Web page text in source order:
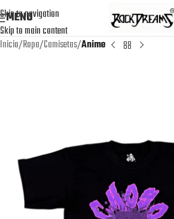
Skip to navigation
Skip to main content
MENU
Inicio Ropa Camisetas Anime